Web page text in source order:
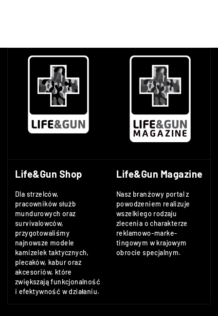
Life&Gun Shop
Dla strzelców,
pracowników służb
mundurowych oraz
survivalowców,
przygotowaliśmy
najnowsze modele
kamizelek taktycznych,
plecaków, kabur oraz
akcesoriów, które
zwiększają funkcjonalność
i efektywność w działaniu.
Life&Gun Magazine
Nasz branżowy portal z
powodzeniem realizuje
wszelkiego rodzaju
zlecenia o charakterze
reklamowo-marke-
tingowym w krajowym
obrocie specjalnym.